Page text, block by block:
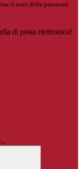
il reset della password
di posta elettronica!